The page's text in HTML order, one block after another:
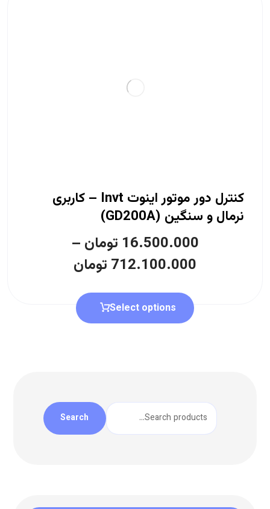
کنترل دور موتور اینوت Invt – کاربری
نرمال و سنگین (GD200A)
16.500.000 تومان –
712.100.000 تومان
Select options
Search